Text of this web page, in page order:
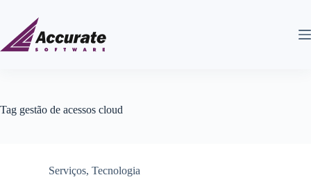
Tag gestão de acessos cloud
Serviços, Tecnologia